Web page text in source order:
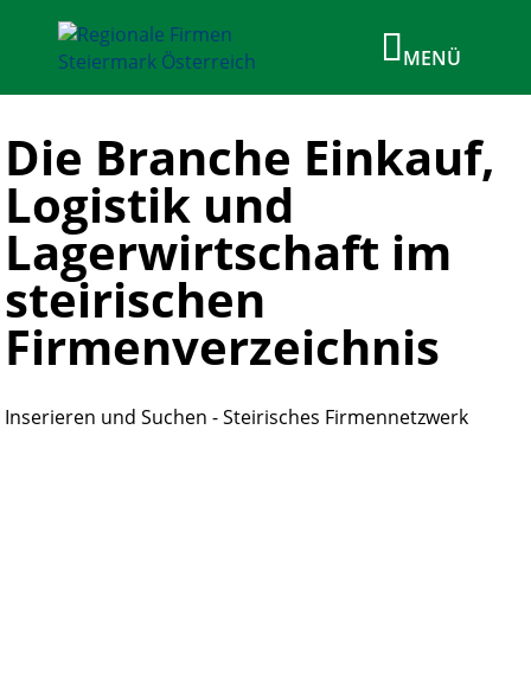
Die Branche Einkauf,
Logistik und
Lagerwirtschaft im
steirischen
Firmenverzeichnis
Inserieren und Suchen - Steirisches Firmennetzwerk